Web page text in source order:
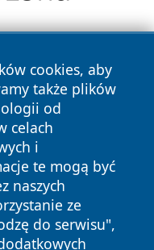
cookies, aby
także plików
od
celach
i
te mogą być
naszych
ze
do serwisu",
Wszystkie prawa
Polityka
Cookies